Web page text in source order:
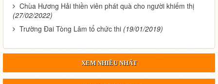
Chùa Hương Hải thiền viên phát quà cho người khiếm thị
(27/02/2022)
Trường Đai Tòng Lâm tổ chức thi (19/01/2019)
XEM NHIỀU NHẤT